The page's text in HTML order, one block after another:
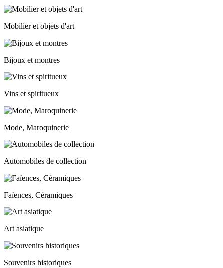
Mobilier et objets d'art
Bijoux et montres
Vins et spiritueux
Mode, Maroquinerie
Automobiles de collection
Faïences, Céramiques
Art asiatique
Souvenirs historiques